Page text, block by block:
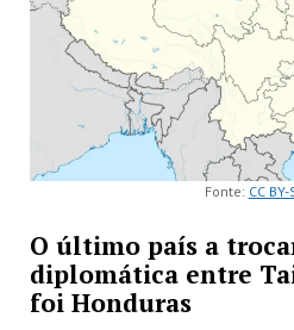
Fonte: CC
O último país a
diplomática entre
foi Honduras